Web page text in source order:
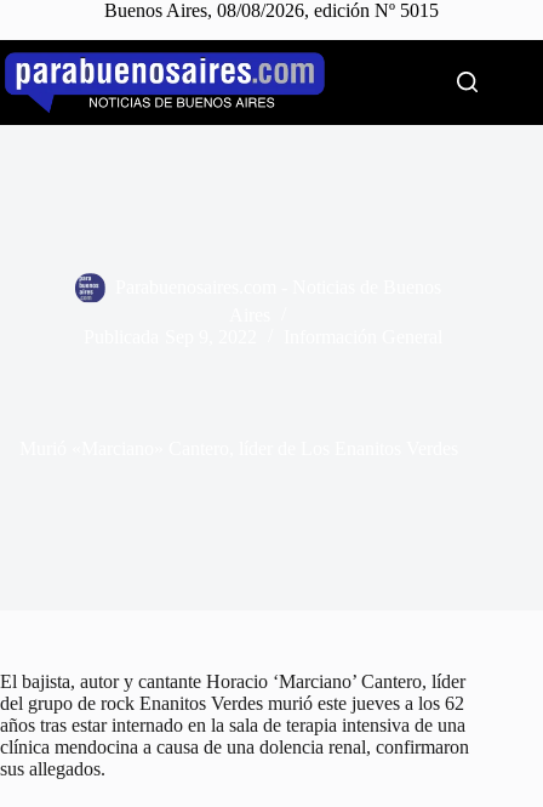
Buenos Aires, 08/08/2026, edición Nº 5015
Saltar
contenido
El bajista, autor y cantante Horacio ‘Marciano’ Cantero, líder
del grupo de rock Enanitos Verdes murió este jueves a los 62
años tras estar internado en la sala de terapia intensiva de una
clínica mendocina a causa de una dolencia renal, confirmaron
sus allegados.